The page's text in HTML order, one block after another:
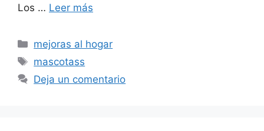
Los … Leer más
Categorías
mejoras al hogar
Etiquetas
mascotass
Deja un comentario